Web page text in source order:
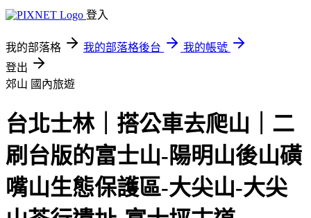
登入
我的部落格 我的部落格後台
我的帳號
登出
郊山 國內旅遊
台北士林｜搭公車去爬山｜二
刷台版的富士山-陽明山後山磺
嘴山生態保護區-大尖山-大尖